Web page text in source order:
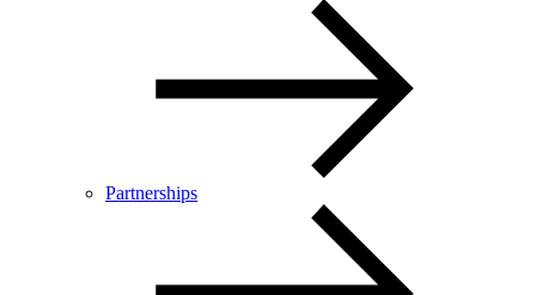
Partnerships